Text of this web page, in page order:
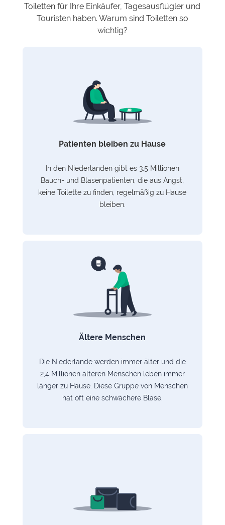
Toiletten für Ihre Einkäufer, Tagesausflügler und
Touristen haben. Warum sind Toiletten so
wichtig?
Patienten bleiben zu Hause
In den Niederlanden gibt es 3,5 Millionen
Bauch- und Blasenpatienten, die aus Angst,
keine Toilette zu finden, regelmäßig zu Hause
bleiben.
Ältere Menschen
Die Niederlande werden immer älter und die
2,4 Millionen älteren Menschen leben immer
länger zu Hause. Diese Gruppe von Menschen
hat oft eine schwächere Blase.